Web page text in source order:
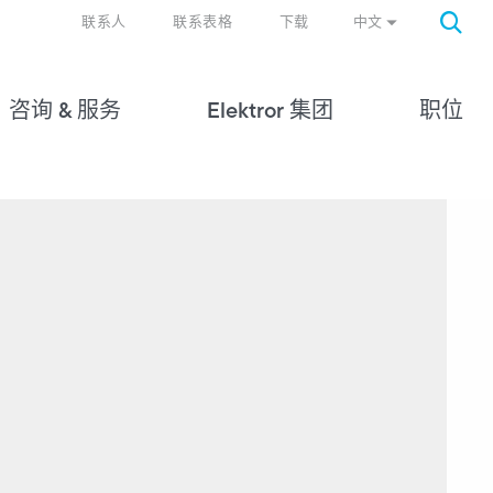
中文
下载
联系表格
联系人
咨询 & 服务 Elektror 集团 职位